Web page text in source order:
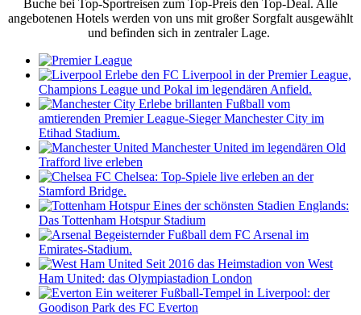
Buche bei Top-Sportreisen zum Top-Preis den Top-Deal. Alle
angebotenen Hotels werden von uns mit großer Sorgfalt ausgewählt
und befinden sich in zentraler Lage.
Erlebe den FC Liverpool in der Premier League,
Champions League und Pokal im legendären Anfield.
Erlebe brillanten Fußball vom
amtierenden Premier League-Sieger Manchester City im
Etihad Stadium.
Manchester United im legendären Old
Trafford live erleben
FC Chelsea: Top-Spiele live erleben an der
Stamford Bridge.
Eines der schönsten Stadien Englands:
Das Tottenham Hotspur Stadium
Begeisternder Fußball dem FC Arsenal im
Emirates-Stadium.
Seit 2016 das Heimstadion von West
Ham United: das Olympiastadion London
Ein weiterer Fußball-Tempel in Liverpool: der
Goodison Park des FC Everton